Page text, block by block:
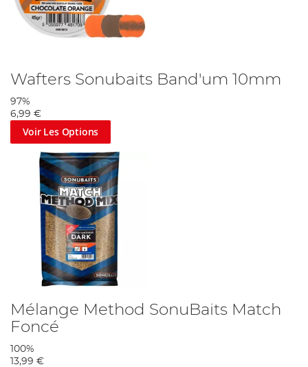
Wafters Sonubaits Band'um 10mm
97%
6,99 €
Voir Les Options
Mélange Method SonuBaits Match
Foncé
100%
13,99 €